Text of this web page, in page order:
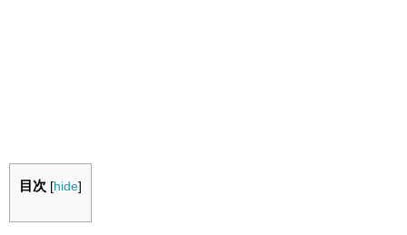
目次 [hide]